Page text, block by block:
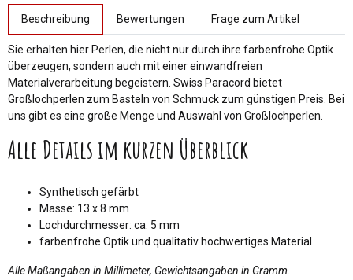
Beschreibung Bewertungen Frage zum Artikel
Sie erhalten hier Perlen, die nicht nur durch ihre farbenfrohe Optik
überzeugen, sondern auch mit einer einwandfreien
Materialverarbeitung begeistern. Swiss Paracord bietet
Großlochperlen zum Basteln von Schmuck zum günstigen Preis. Bei
uns gibt es eine große Menge und Auswahl von Großlochperlen.
Alle Details im kurzen Überblick
Synthetisch gefärbt
Masse: 13 x 8 mm
Lochdurchmesser: ca. 5 mm
farbenfrohe Optik und qualitativ hochwertiges Material
Alle Maßangaben in Millimeter, Gewichtsangaben in Gramm.